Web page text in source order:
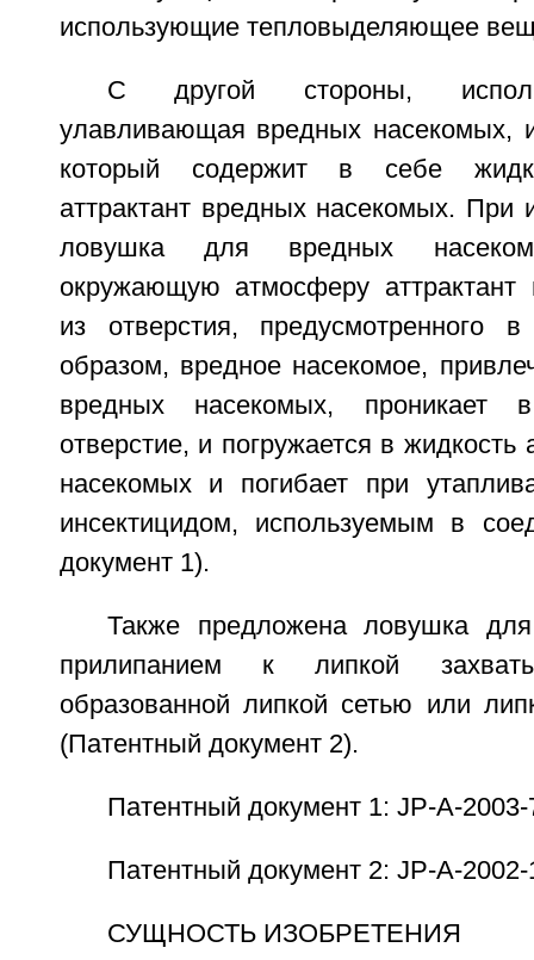
использующие тепловыделяющее
С другой стороны,
улавливающая вредных насекомых,
который содержит в себе
аттрактант вредных насекомых. При
ловушка для вредных
окружающую атмосферу аттрактант
из отверстия, предусмотренного
образом, вредное насекомое,
вредных насекомых, проникает
отверстие, и погружается в жидкость
насекомых и погибает при
инсектицидом, используемым в
документ 1).
Также предложена ловушка
прилипанием к липкой
образованной липкой сетью или
(Патентный документ 2).
Патентный документ 1: JP-A-2003-
Патентный документ 2: JP-A-2002-
СУЩНОСТЬ ИЗОБРЕТЕНИЯ